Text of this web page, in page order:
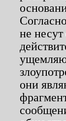
не
они